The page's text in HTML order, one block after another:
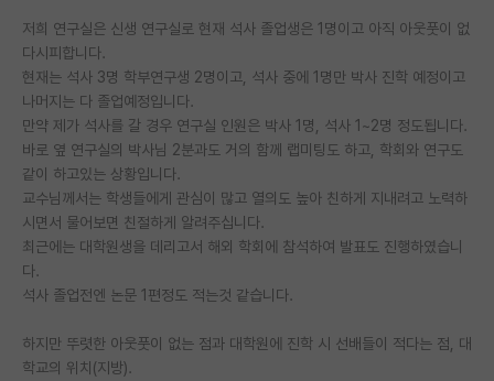
학부 인턴 게시판
취업 게시판
임용 후기 게시판
PI 전용 게시판
인문사회 계열 게시판
장학금/장학생 게시판
저희 연구실은 신생 연구실로 현재 석사 졸업생은 1명이고 아직 아웃풋이 없
다시피합니다.
현재는 석사 3명 학부연구생 2명이고, 석사 중에 1명만 박사 진학 예정이고
나머지는 다 졸업예정입니다.
만약 제가 석사를 갈 경우 연구실 인원은 박사 1명, 석사 1~2명 정도됩니다.
바로 옆 연구실의 박사님 2분과도 거의 함께 랩미팅도 하고, 학회와 연구도
같이 하고있는 상황입니다.
교수님께서는 학생들에게 관심이 많고 열의도 높아 친하게 지내려고 노력하
시면서 물어보면 친절하게 알려주십니다.
최근에는 대학원생을 데리고서 해외 학회에 참석하여 발표도 진행하였습니
다.
석사 졸업전엔 논문 1편정도 적는것 같습니다.
하지만 뚜렷한 아웃풋이 없는 점과 대학원에 진학 시 선배들이 적다는 점, 대
학교의 위치(지방).